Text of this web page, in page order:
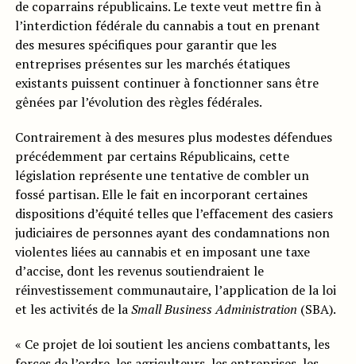
de coparrains républicains. Le texte veut mettre fin à
l’interdiction fédérale du cannabis a tout en prenant
des mesures spécifiques pour garantir que les
entreprises présentes sur les marchés étatiques
existants puissent continuer à fonctionner sans être
gênées par l’évolution des règles fédérales.
Contrairement à des mesures plus modestes défendues
précédemment par certains Républicains, cette
législation représente une tentative de combler un
fossé partisan. Elle le fait en incorporant certaines
dispositions d’équité telles que l’effacement des casiers
judiciaires de personnes ayant des condamnations non
violentes liées au cannabis et en imposant une taxe
d’accise, dont les revenus soutiendraient le
réinvestissement communautaire, l’application de la loi
et les activités de laSmall Business Administration (SBA).
« Ce projet de loi soutient les anciens combattants, les